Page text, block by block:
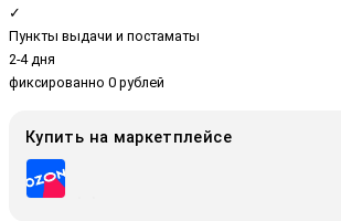
✓
Пункты выдачи и постаматы
2-4 дня
фиксированно 0 рублей
Купить на маркетплейсе